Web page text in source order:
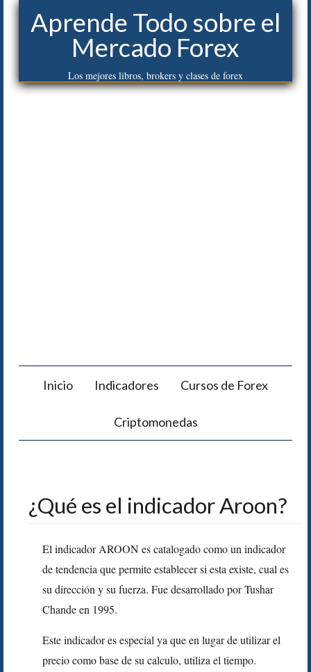
Aprende Todo sobre el
Mercado Forex
Los mejores libros, brokers y clases de forex
Inicio Indicadores Cursos de Forex
Criptomonedas
¿Qué es el indicador Aroon?
El indicador AROON es catalogado como un indicador
de tendencia que permite establecer si esta existe, cual es
su dirección y su fuerza. Fue desarrollado por Tushar
Chande en 1995.
Este indicador es especial ya que en lugar de utilizar el
precio como base de su calculo, utiliza el tiempo.